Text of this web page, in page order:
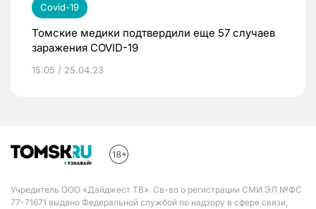
Covid-19
Томские медики подтвердили еще 57 случаев
заражения COVID-19
15:05 / 25.04.23
Учредитель ООО «Дайджест ТВ». Св-во о регистрации СМИ ЭЛ №ФС
77-71671 выдано Федеральной службой по надзору в сфере связи,